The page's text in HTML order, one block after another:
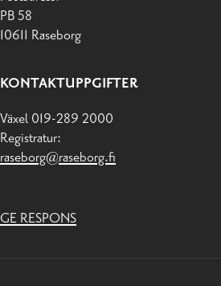
PB 58
10611 Raseborg
KONTAKTUPPGIFTER
Växel 019-289 2000
Registratur:
raseborg@raseborg.fi
GE RESPONS